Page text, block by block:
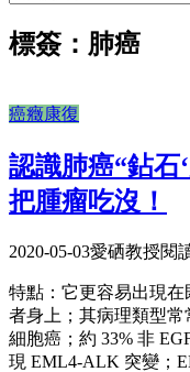
標簽：肺癌
癌癥康復
認識肺癌“鉆
把腫瘤吃沒！
2020-05-03愛硒教授閱
特點：它更容易出現在
者身上；其病理類型
細胞癌；約 33% 非
現 EML4-ALK 突變；